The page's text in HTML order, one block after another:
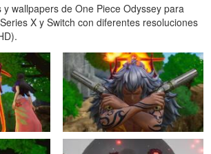
wallpapers de One Piece Odyssey para
X y Switch con diferentes resoluciones